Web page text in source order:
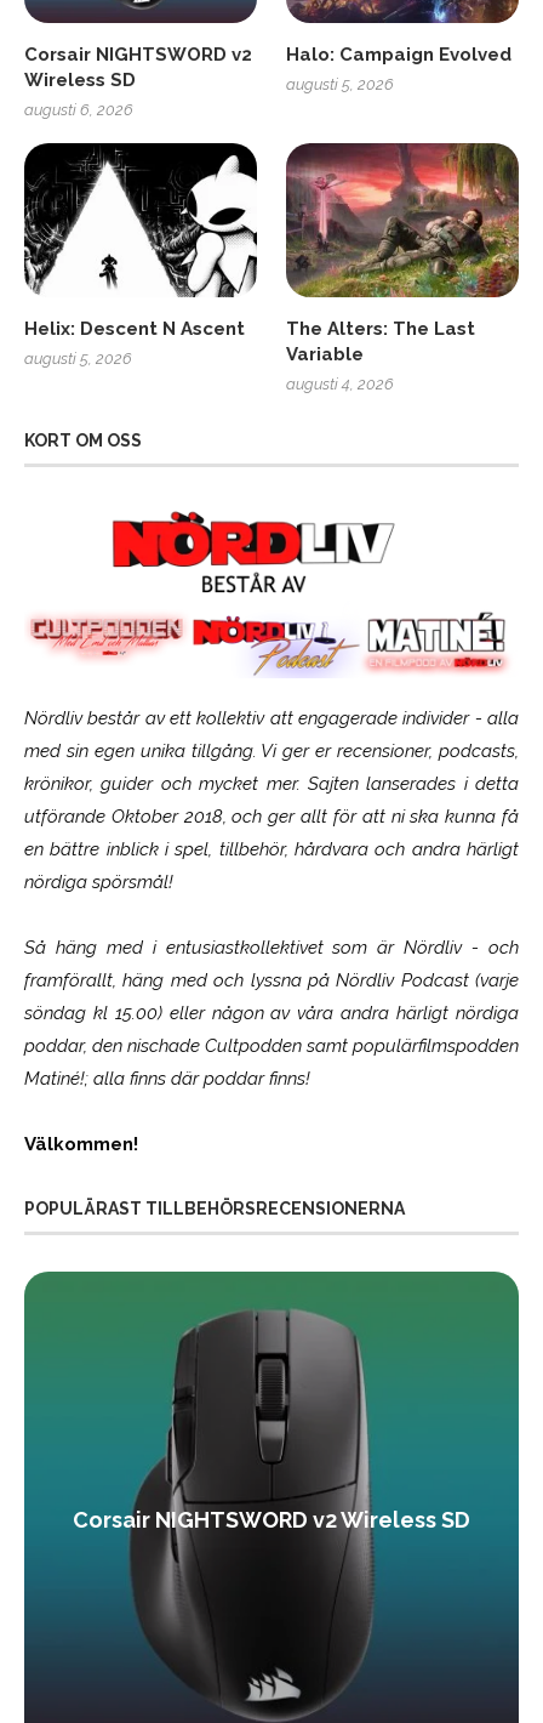
Corsair NIGHTSWORD v2
Wireless SD
augusti 6, 2026
Halo: Campaign Evolved
augusti 5, 2026
Helix: Descent N Ascent
augusti 5, 2026
The Alters: The Last
Variable
augusti 4, 2026
KORT OM OSS
Nördliv består av ett kollektiv att engagerade individer - alla
med sin egen unika tillgång. Vi ger er recensioner, podcasts,
krönikor, guider och mycket mer. Sajten lanserades i detta
utförande Oktober 2018, och ger allt för att ni ska kunna få
en bättre inblick i spel, tillbehör, hårdvara och andra härligt
nördiga spörsmål!
Så häng med i entusiastkollektivet som ärNördliv- och
framförallt, häng med och lyssna på Nördliv Podcast (varje
söndag kl 15.00) eller någon av våra andra härligt nördiga
poddar, den nischade Cultpodden samt populärfilmspodden
Matiné!; alla finns där poddar finns!
Välkommen!
POPULÄRAST TILLBEHÖRSRECENSIONERNA
Corsair NIGHTSWORD v2 Wireless SD